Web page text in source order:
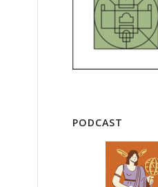
PODCAST